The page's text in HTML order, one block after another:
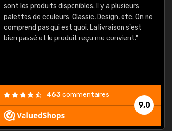
chambre."
9,0
463commentaires